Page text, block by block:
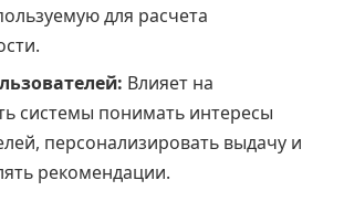
для расчета
Влияет на
системы понимать интересы
персонализировать выдачу и
рекомендации.